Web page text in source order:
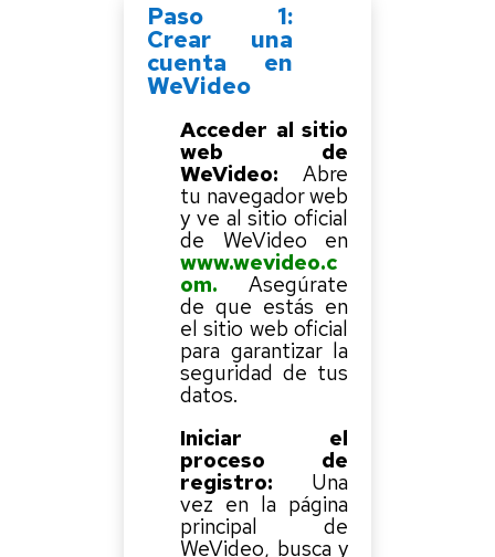
Paso 1:
Crear una
cuenta en
WeVideo
Acceder al sitio
web de
WeVideo: Abre
tu navegador web
y ve al sitio oficial
de WeVideo en
www.wevideo.c
om. Asegúrate
de que estás en
el sitio web oficial
para garantizar la
seguridad de tus
datos.
Iniciar el
proceso de
registro: Una
vez en la página
principal de
WeVideo, busca y